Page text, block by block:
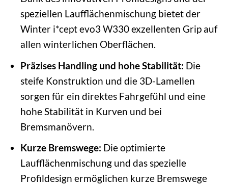
speziellen Laufflächenmischung bietet der
Winter i*cept evo3 W330 exzellenten Grip auf
allen winterlichen Oberflächen.
Präzises Handling und hohe Stabilität: Die
steife Konstruktion und die 3D-Lamellen
sorgen für ein direktes Fahrgefühl und eine
hohe Stabilität in Kurven und bei
Bremsmanövern.
Kurze Bremswege: Die optimierte
Laufflächenmischung und das spezielle
Profildesign ermöglichen kurze Bremswege